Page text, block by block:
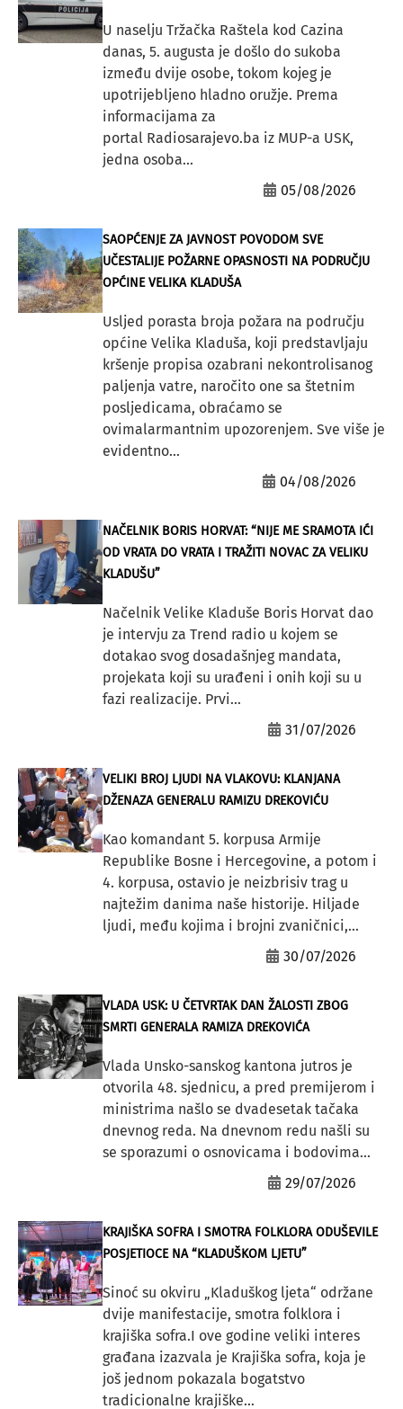
U naselju Tržačka Raštela kod Cazina
danas, 5. augusta je došlo do sukoba
između dvije osobe, tokom kojeg je
upotrijebljeno hladno oružje. Prema
informacijama za
portal Radiosarajevo.ba iz MUP-a USK,
jedna osoba...
05/08/2026
SAOPĆENJE ZA JAVNOST POVODOM SVE
UČESTALIJE POŽARNE OPASNOSTI NA PODRUČJU
OPĆINE VELIKA KLADUŠA
Usljed porasta broja požara na području
općine Velika Kladuša, koji predstavljaju
kršenje propisa ozabrani nekontrolisanog
paljenja vatre, naročito one sa štetnim
posljedicama, obraćamo se
ovimalarmantnim upozorenjem. Sve više je
evidentno...
04/08/2026
NAČELNIK BORIS HORVAT: “NIJE ME SRAMOTA IĆI
OD VRATA DO VRATA I TRAŽITI NOVAC ZA VELIKU
KLADUŠU”
Načelnik Velike Kladuše Boris Horvat dao
je intervju za Trend radio u kojem se
dotakao svog dosadašnjeg mandata,
projekata koji su urađeni i onih koji su u
fazi realizacije. Prvi...
31/07/2026
VELIKI BROJ LJUDI NA VLAKOVU: KLANJANA
DŽENAZA GENERALU RAMIZU DREKOVIĆU
Kao komandant 5. korpusa Armije
Republike Bosne i Hercegovine, a potom i
4. korpusa, ostavio je neizbrisiv trag u
najtežim danima naše historije. Hiljade
ljudi, među kojima i brojni zvaničnici,...
30/07/2026
VLADA USK: U ČETVRTAK DAN ŽALOSTI ZBOG
SMRTI GENERALA RAMIZA DREKOVIĆA
Vlada Unsko-sanskog kantona jutros je
otvorila 48. sjednicu, a pred premijerom i
ministrima našlo se dvadesetak tačaka
dnevnog reda. Na dnevnom redu našli su
se sporazumi o osnovicama i bodovima...
29/07/2026
KRAJIŠKA SOFRA I SMOTRA FOLKLORA ODUŠEVILE
POSJETIOCE NA “KLADUŠKOM LJETU”
Sinoć su okviru „Kladuškog ljeta“ održane
dvije manifestacije, smotra folklora i
krajiška sofra.I ove godine veliki interes
građana izazvala je Krajiška sofra, koja je
još jednom pokazala bogatstvo
tradicionalne krajiške...